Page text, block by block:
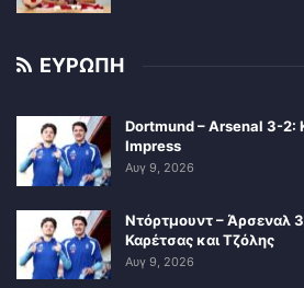
ΕΥΡΩΠΗ
Dortmund – Arsenal 3-2:
Impress
Αυγ 9, 2026
Ντόρτμουντ – Άρσεναλ
Καρέτσας και Τζόλης
Αυγ 9, 2026